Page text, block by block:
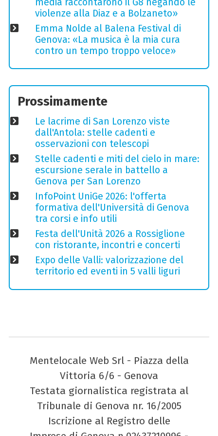
violenze alla Diaz e a Bolzaneto»
Emma Nolde al Balena Festival di
Genova: «La musica è la mia cura
contro un tempo troppo veloce»
Prossimamente
Le lacrime di San Lorenzo viste
dall'Antola: stelle cadenti e
osservazioni con telescopi
Stelle cadenti e miti del cielo in mare:
escursione serale in battello a
Genova per San Lorenzo
InfoPoint UniGe 2026: l'offerta
formativa dell'Università di Genova
tra corsi e info utili
Festa dell'Unità 2026 a Rossiglione
con ristorante, incontri e concerti
Expo delle Valli: valorizzazione del
territorio ed eventi in 5 valli liguri
Mentelocale Web Srl - Piazza della
Vittoria 6/6 - Genova
Testata giornalistica registrata al
Tribunale di Genova nr. 16/2005
Iscrizione al Registro delle